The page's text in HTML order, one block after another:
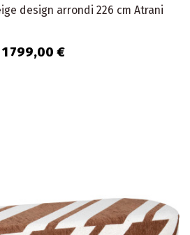
design arrondi 226 cm Atrani
1 799,00 €